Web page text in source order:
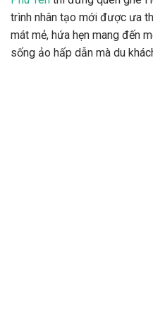
trình nhân tạo mới được ưa
mát mẻ, hứa hẹn mang đến
sống ảo hấp dẫn mà du